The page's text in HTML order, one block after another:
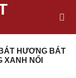
BÁT HƯƠNG BÁT
XANH NỔI